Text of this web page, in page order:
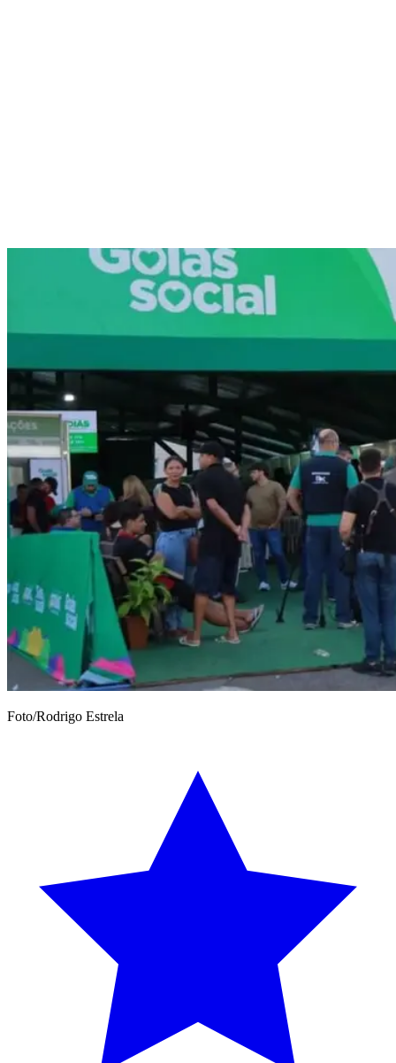
Foto/Rodrigo Estrela